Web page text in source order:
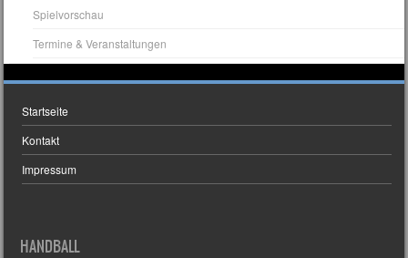
Spielvorschau
Termine & Veranstaltungen
Startseite
Kontakt
Impressum
HANDBALL